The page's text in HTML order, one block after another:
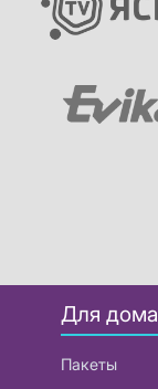
Для дома
Пакеты